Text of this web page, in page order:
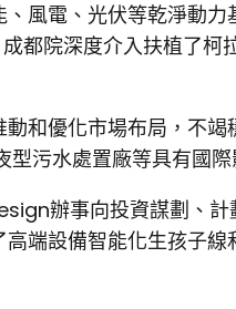
風電、光伏等乾淨動力
都院深度介入扶植了柯
和優化市場布局，不竭
污水處置廠等具有國際
辦事向投資謀劃、
端設備智能化生孩子線